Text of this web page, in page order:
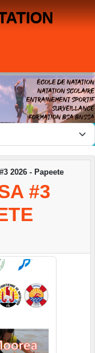
2026 - Papeete
#3